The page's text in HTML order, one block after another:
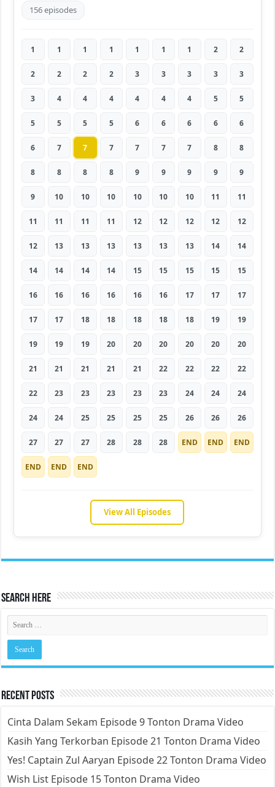
156 episodes
1 1 1 1 1 1 1 2 2
2 2 2 2 3 3 3 3 3
3 4 4 4 4 4 4 5 5
5 5 5 5 6 6 6 6 6
6 7 7 7 7 7 7 8 8
8 8 8 8 9 9 9 9 9
9 10 10 10 10 10 10 11 11
11 11 11 11 12 12 12 12 12
12 13 13 13 13 13 13 14 14
14 14 14 14 15 15 15 15 15
16 16 16 16 16 16 17 17 17
17 17 18 18 18 18 18 19 19
19 19 19 20 20 20 20 20 20
21 21 21 21 21 22 22 22 22
22 23 23 23 23 23 24 24 24
24 24 25 25 25 25 26 26 26
27 27 27 28 28 28 END END END
END END END
View All Episodes
Search Here
Recent Posts
Cinta Dalam Sekam Episode 9 Tonton Drama Video
Kasih Yang Terkorban Episode 21 Tonton Drama Video
Yes! Captain Zul Aaryan Episode 22 Tonton Drama Video
Wish List Episode 15 Tonton Drama Video